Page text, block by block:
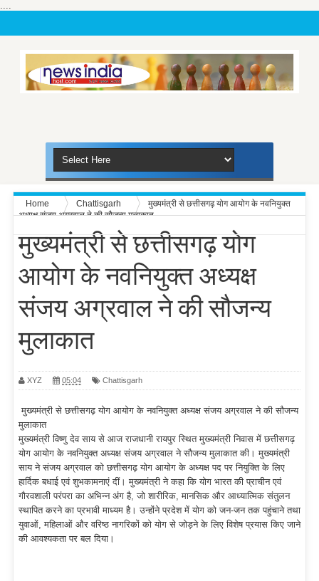
....
Home Chattisgarh
मुख्यमंत्री से छत्तीसगढ़ योग आयोग के नवनियुक्त
अध्यक्ष संजय अग्रवाल ने की सौजन्य मुलाकात
मुख्यमंत्री से छत्तीसगढ़ योग
आयोग के नवनियुक्त अध्यक्ष
संजय अग्रवाल ने की सौजन्य
मुलाकात
XYZ 05:04 Chattisgarh
मुख्यमंत्री से छत्तीसगढ़ योग आयोग के नवनियुक्त अध्यक्ष संजय अग्रवाल ने की सौजन्य
मुलाकात
मुख्यमंत्री विष्णु देव साय से आज राजधानी रायपुर स्थित मुख्यमंत्री निवास में छत्तीसगढ़
योग आयोग के नवनियुक्त अध्यक्ष संजय अग्रवाल ने सौजन्य मुलाकात की। मुख्यमंत्री
साय ने संजय अग्रवाल को छत्तीसगढ़ योग आयोग के अध्यक्ष पद पर नियुक्ति के लिए
हार्दिक बधाई एवं शुभकामनाएं दीं। मुख्यमंत्री ने कहा कि योग भारत की प्राचीन एवं
गौरवशाली परंपरा का अभिन्न अंग है, जो शारीरिक, मानसिक और आध्यात्मिक संतुलन
स्थापित करने का प्रभावी माध्यम है। उन्होंने प्रदेश में योग को जन-जन तक पहुंचाने तथा
युवाओं, महिलाओं और वरिष्ठ नागरिकों को योग से जोड़ने के लिए विशेष प्रयास किए जाने
की आवश्यकता पर बल दिया।